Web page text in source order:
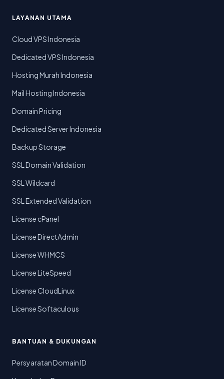
LAYANAN UTAMA
Cloud VPS Indonesia
Dedicated VPS Indonesia
Hosting Murah Indonesia
Mail Hosting Indonesia
Domain Pricing
Dedicated Server Indonesia
Backup Storage
SSL Domain Validation
SSL Wildcard
SSL Extended Validation
License cPanel
License DirectAdmin
License WHMCS
License LiteSpeed
License CloudLinux
License Softaculous
BANTUAN & DUKUNGAN
Persyaratan Domain ID